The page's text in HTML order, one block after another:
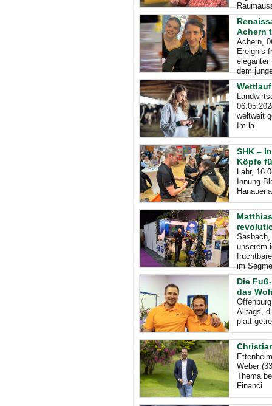
Achern
Achern,
Ereignis
dem
weltweit
Im lä
SHK –
Köpfe
Lahr,
Innung
Sasbach,
unserem
im
Die
das
Alltags,
platt
Weber
Thema
Financi